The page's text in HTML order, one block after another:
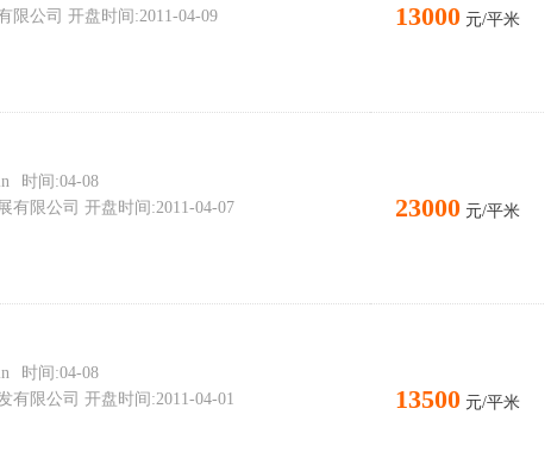
限公司 开盘时间:2011-04-09
13000元/平米
时间:04-08
有限公司 开盘时间:2011-04-07
23000元/平米
时间:04-08
有限公司 开盘时间:2011-04-01
13500元/平米